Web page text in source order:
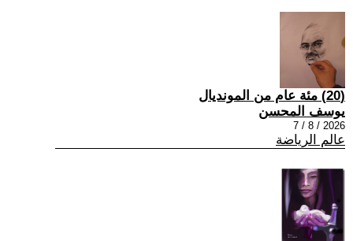
(20) مئة عام من المونديال
يوسف المحسن
2026 / 8 / 7
عالم الرياضة